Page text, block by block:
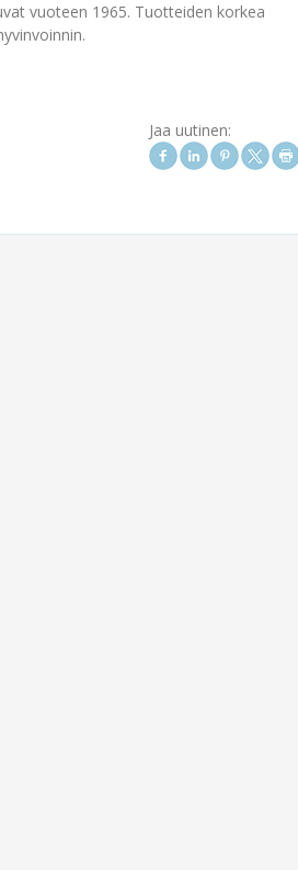
vuoteen 1965. Tuotteiden korkea
Jaa uutinen: